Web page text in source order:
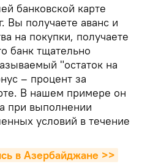
банковской карте
Вы получаете аванс и
на покупки, получаете
банк тщательно
"остаток на
– процент за
В нашем примере он
при выполнении
условий в течение
в Азербайджане >>